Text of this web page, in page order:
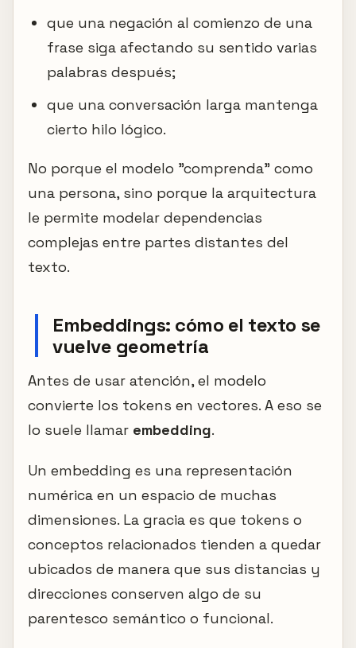
que una negación al comienzo de una
frase siga afectando su sentido varias
palabras después;
que una conversación larga mantenga
cierto hilo lógico.
No porque el modelo "comprenda" como
una persona, sino porque la arquitectura
le permite modelar dependencias
complejas entre partes distantes del
texto.
Embeddings: cómo el texto se
vuelve geometría
Antes de usar atención, el modelo
convierte los tokens en vectores. A eso se
lo suele llamar embedding.
Un embedding es una representación
numérica en un espacio de muchas
dimensiones. La gracia es que tokens o
conceptos relacionados tienden a quedar
ubicados de manera que sus distancias y
direcciones conserven algo de su
parentesco semántico o funcional.